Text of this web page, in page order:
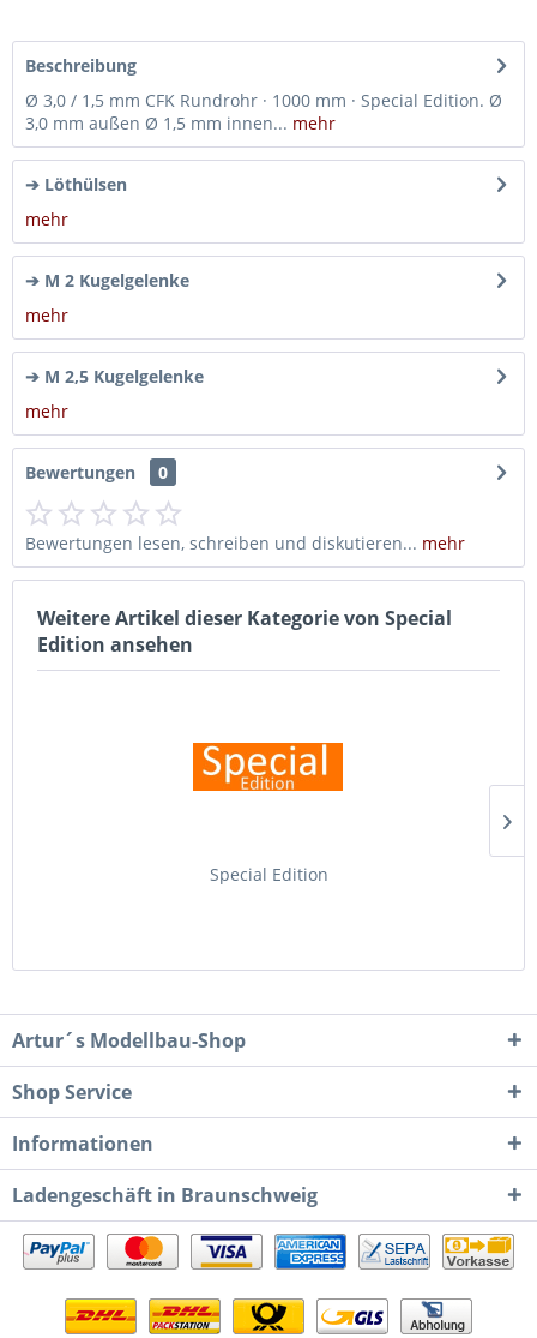
Beschreibung
Ø 3,0 / 1,5 mm CFK Rundrohr · 1000 mm · Special Edition. Ø
3,0 mm außen Ø 1,5 mm innen... mehr
➔ Löthülsen
mehr
➔ M 2 Kugelgelenke
mehr
➔ M 2,5 Kugelgelenke
mehr
Bewertungen 0
Bewertungen lesen, schreiben und diskutieren... mehr
Weitere Artikel dieser Kategorie von Special
Edition ansehen
Special Edition
Artur´s Modellbau-Shop
Shop Service
Informationen
Ladengeschäft in Braunschweig